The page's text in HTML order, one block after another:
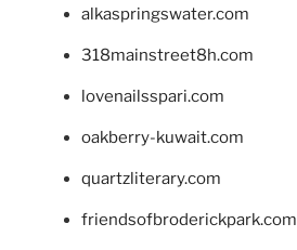
alkaspringswater.com
318mainstreet8h.com
lovenailsspari.com
oakberry-kuwait.com
quartzliterary.com
friendsofbroderickpark.com